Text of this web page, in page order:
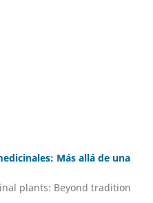
Más allá de una
plants: Beyond tradition